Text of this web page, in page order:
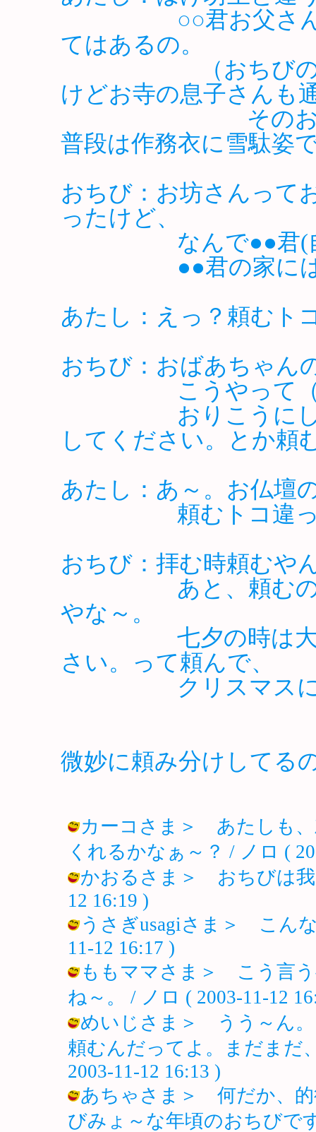
○○君お父さんは
てはあるの。
（おちびの幼稚
けどお寺の息子さんも
そのお父さん
普段は作務衣に雪駄姿
おちび：お坊さんって
ったけど、
なんで●●君(自分)
●●君の家には、
あたし：えっ？頼むト
おちび：おばあちゃん
こうやって（手
おりこうにして
してください。とか頼
あたし：あ～。お仏壇
頼むトコ違って
おちび：拝む時頼むや
あと、頼むのは
やな～。
七夕の時は大き
さい。って頼んで、
クリスマスには
微妙に頼み分けしてる
カーコさま＞ あたしも、
くれるかなぁ～？ / ノロ (
かおるさま＞ おちびは我
12 16:19 )
うさぎusagiさま＞ こん
11-12 16:17 )
ももママさま＞ こう言う
ね～。 / ノロ ( 2003-11-12
めいじさま＞ うう～ん。
頼むんだってよ。まだまだ
2003-11-12 16:13 )
あちゃさま＞ 何だか、
びみょ～な年頃のおちびで